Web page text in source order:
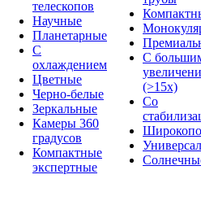
телескопов
Научные
Планетарные
С
охлаждением
Цветные
Черно-белые
Зеркальные
Камеры 360
градусов
Компактные
экспертные
С
(>15x)
Со